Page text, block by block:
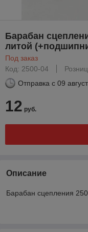
Барабан
литой
Под заказ
Код: 2500-04
Отправка с 09
12 руб.
Описание
Барабан сцепления